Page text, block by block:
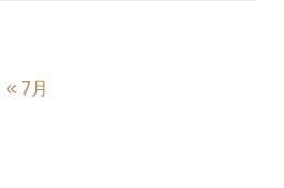
« 7月